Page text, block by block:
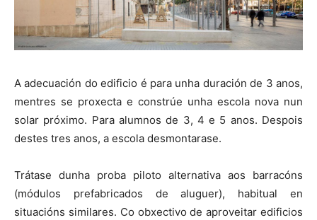
A adecuación do edificio é para unha duración de 3 anos,
mentres se proxecta e constrúe unha escola nova nun
solar próximo. Para alumnos de 3, 4 e 5 anos. Despois
destes tres anos, a escola desmontarase.
Trátase dunha proba piloto alternativa aos barracóns
(módulos prefabricados de aluguer), habitual en
situacións similares. Co obxectivo de aproveitar edificios